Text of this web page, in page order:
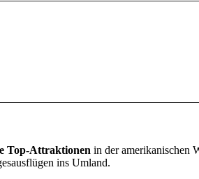
Top-Attraktionen in der amerikanischen
ins Umland.